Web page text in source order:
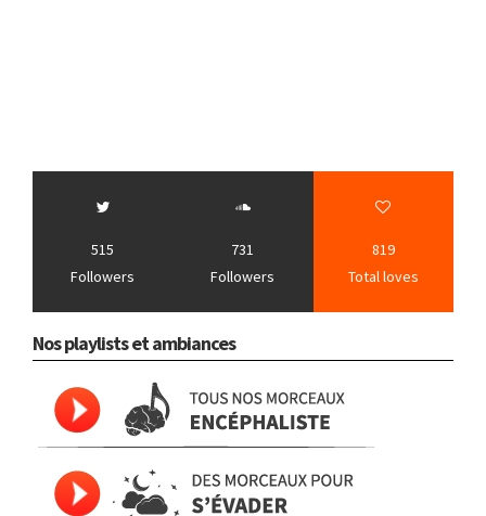
515
Followers
731
Followers
819
Total loves
Nos playlists et ambiances